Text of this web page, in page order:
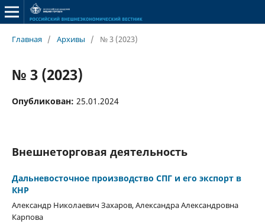
Главная / Архивы / № 3 (2023)
№ 3 (2023)
Опубликован: 25.01.2024
Внешнеторговая деятельность
Дальневосточное производство СПГ и его экспорт в
КНР
Александр Николаевич Захаров, Александра Александровна
Карпова